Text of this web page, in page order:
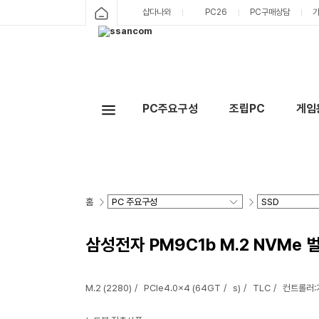
샵다나와 PC26 PC구매상담
PC주요구성 조립PC 게
홈
삼성전자 PM9C1b M.2 NVMe
M.2 (2280) PCIe4.0x4 (64GT s) TLC 컨트롤러: